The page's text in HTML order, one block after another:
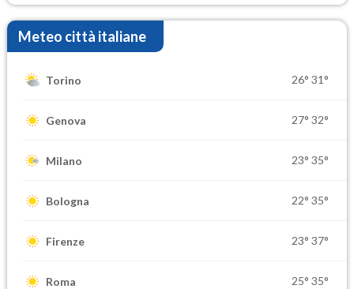
Meteo città italiane
Torino 26° 31°
Genova 27° 32°
Milano 23° 35°
Bologna 22° 35°
Firenze 23° 37°
Roma 25° 35°